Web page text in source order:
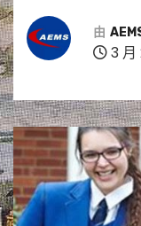
由
3 月